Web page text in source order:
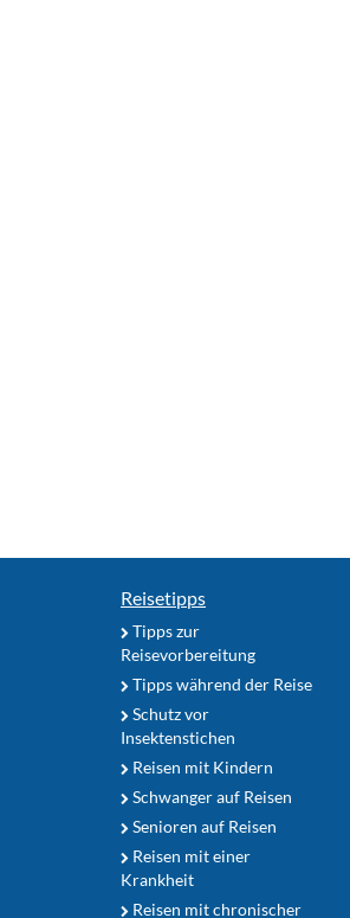
Reisetipps
Tipps zur
Reisevorbereitung
Tipps während der Reise
Schutz vor
Insektenstichen
Reisen mit Kindern
Schwanger auf Reisen
Senioren auf Reisen
Reisen mit einer
Krankheit
Reisen mit chronischer